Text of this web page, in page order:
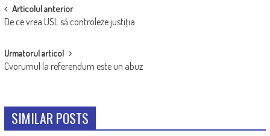
POST
NAVIGATION
Articolul anterior
De ce vrea USL să controleze justiţia
Urmatorul articol
Cvorumul la referendum este un abuz
SIMILAR POSTS